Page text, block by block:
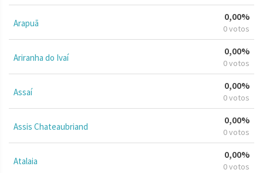
Arapuã
0,00%
0 votos
Ariranha do Ivaí
0,00%
0 votos
Assaí
0,00%
0 votos
Assis Chateaubriand
0,00%
0 votos
Atalaia
0,00%
0 votos